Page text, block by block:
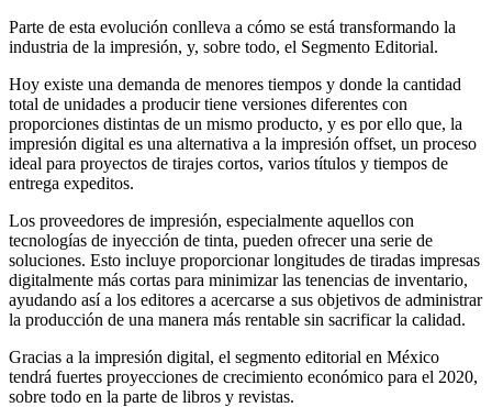
Parte de esta evolución conlleva a cómo se está transformando la
industria de la impresión, y, sobre todo, el Segmento Editorial.
Hoy existe una demanda de menores tiempos y donde la cantidad
total de unidades a producir tiene versiones diferentes con
proporciones distintas de un mismo producto, y es por ello que, la
impresión digital es una alternativa a la impresión offset, un proceso
ideal para proyectos de tirajes cortos, varios títulos y tiempos de
entrega expeditos.
Los proveedores de impresión, especialmente aquellos con
tecnologías de inyección de tinta, pueden ofrecer una serie de
soluciones. Esto incluye proporcionar longitudes de tiradas impresas
digitalmente más cortas para minimizar las tenencias de inventario,
ayudando así a los editores a acercarse a sus objetivos de administrar
la producción de una manera más rentable sin sacrificar la calidad.
Gracias a la impresión digital, el segmento editorial en México
tendrá fuertes proyecciones de crecimiento económico para el 2020,
sobre todo en la parte de libros y revistas.